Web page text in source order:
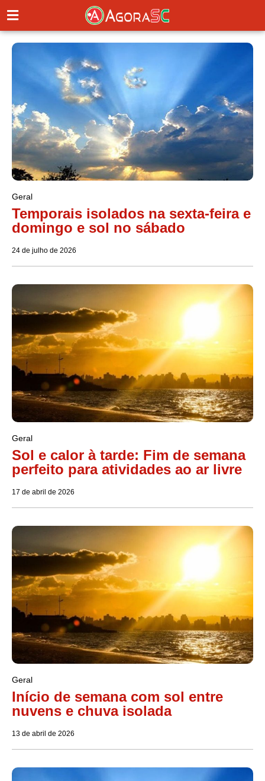
Geral
Temporais isolados na sexta-feira e
domingo e sol no sábado
24 de julho de 2026
Geral
Sol e calor à tarde: Fim de semana
perfeito para atividades ao ar livre
17 de abril de 2026
Geral
Início de semana com sol entre
nuvens e chuva isolada
13 de abril de 2026